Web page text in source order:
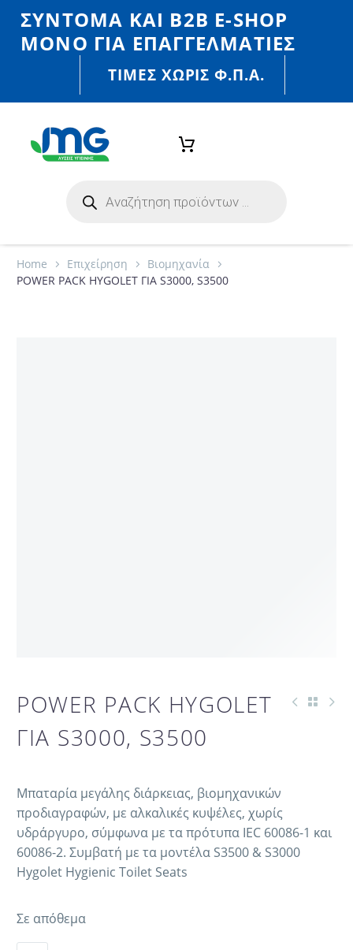
ΣΎΝΤΟΜΑ ΚΑΙ Β2Β E-SHOP
MONO ΓΙΑ ΕΠΑΓΓΕΛΜΑΤΊΕΣ
ΤΙΜΈΣ ΧΩΡΙΣ Φ.Π.Α.
Home Eπιχείρηση
Βιομηχανία
POWER PACK HYGOLET ΓΙΑ S3000, S3500
POWER PACK HYGOLET
ΓΙΑ S3000, S3500
Mπαταρία μεγάλης διάρκειας, βιομηχανικών
προδιαγραφών, με αλκαλικές κυψέλες, χωρίς
υδράργυρο, σύμφωνα με τα πρότυπα IEC 60086-1 και
60086-2. Συμβατή με τα μοντέλα S3500 & S3000
Hygolet Hygienic Toilet Seats
Σε απόθεμα